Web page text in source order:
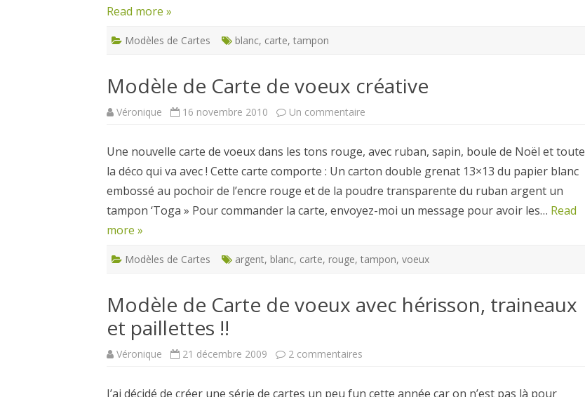
Read more »
Modèles de Cartes blanc, carte, tampon
Modèle de Carte de voeux créative
Véronique 16 novembre 2010 Un commentaire
de
voeux
créative
Une nouvelle carte de voeux dans les tons rouge, avec ruban, sapin, boule de Noël et toute
la déco qui va avec ! Cette carte comporte : Un carton double grenat 13×13 du papier blanc
embossé au pochoir de l’encre rouge et de la poudre transparente du ruban argent un
tampon ‘Toga » Pour commander la carte, envoyez-moi un message pour avoir les… Read
more »
Modèles de Cartes argent, blanc, carte, rouge, tampon, voeux
Modèle de Carte de voeux avec hérisson, traineaux
et paillettes !!
Véronique 21 décembre 2009 2 commentaires
de
J’ai décidé de créer une série de cartes un peu fun cette année car on n’est pas là pour